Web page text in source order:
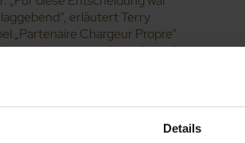
Details
erläutert Terry
„Partenaire Chargeur Propre“
wann immer es geht, geben wir
ausgebaut wird und über
auf der Schiene erreicht
leider etwas